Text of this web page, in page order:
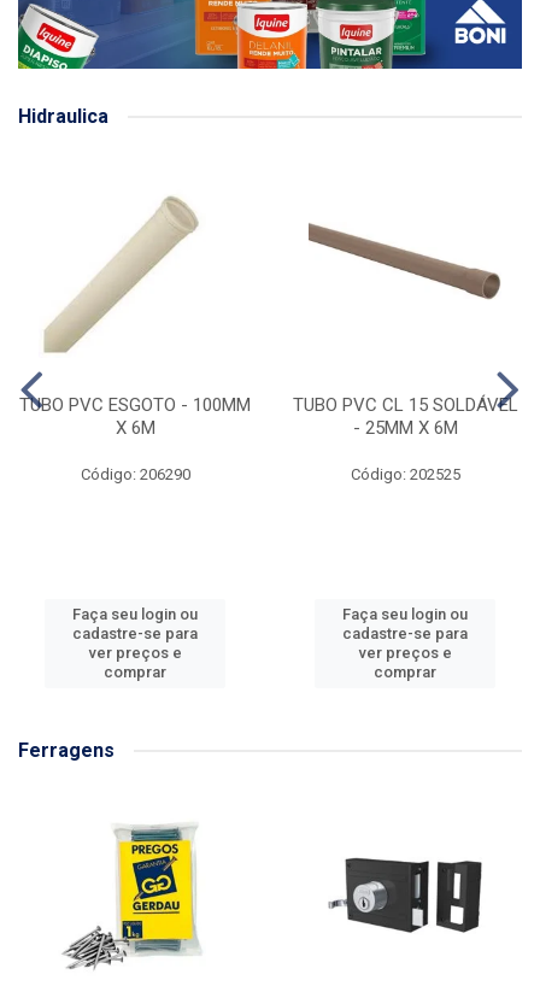
Hidraulica
TUBO PVC ESGOTO - 100MM
X 6M
Código: 206290
Faça seu login ou
cadastre-se para
ver preços e
comprar
TUBO PVC CL 15 SOLDÁVEL
- 25MM X 6M
Código: 202525
Faça seu login ou
cadastre-se para
ver preços e
comprar
Ferragens